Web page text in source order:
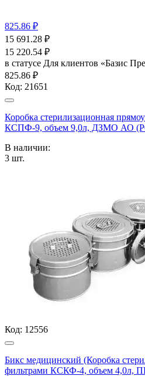
825.86 ₽
15 691.28 ₽
15 220.54 ₽
в статусе Для клиентов «Базис
825.86 ₽
Код: 21651
Коробка стерилизационная
КСПФ-9, объем 9,0л, ДЗМО АО
В наличии:
3 шт.
Код: 12556
Бикс медицинский (Коробка
фильтрами КСКФ-4, объем